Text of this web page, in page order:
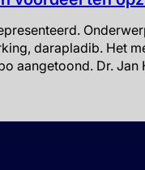
darapladib. Het
aangetoond. Dr. Jan